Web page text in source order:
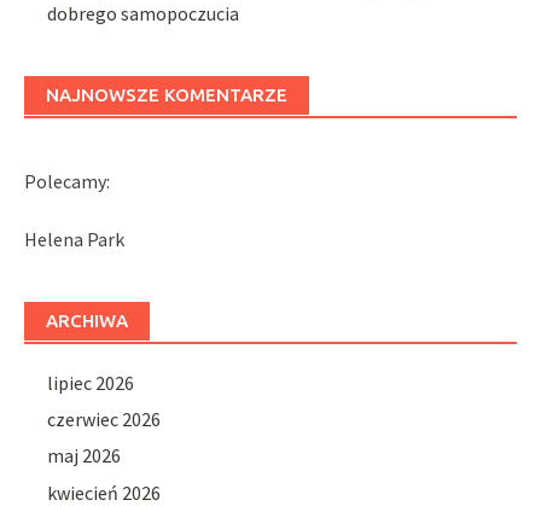
dobrego samopoczucia
NAJNOWSZE KOMENTARZE
Polecamy:
Helena Park
ARCHIWA
lipiec 2026
czerwiec 2026
maj 2026
kwiecień 2026